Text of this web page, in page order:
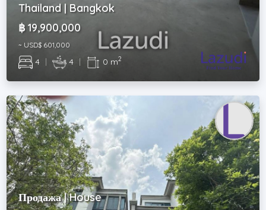
Thailand | Bangkok
฿ 19,900,000
~ USD$ 601,000
4 | 4 | 0 m2
Продажа | House